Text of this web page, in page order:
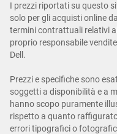
I prezzi riportati su questo
solo per gli acquisti online
termini contrattuali relativi
proprio responsabile
Dell.
Prezzi e specifiche sono
soggetti a disponibilità e a
hanno scopo puramente
rispetto a quanto
errori tipografici o